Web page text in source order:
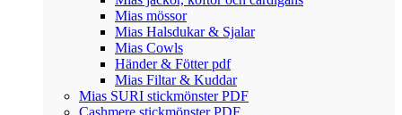
Mias mössor
Mias Halsdukar & Sjalar
Mias Cowls
Händer & Fötter pdf
Mias Filtar & Kuddar
Mias SURI stickmönster PDF
Cashmere stickmönster PDF